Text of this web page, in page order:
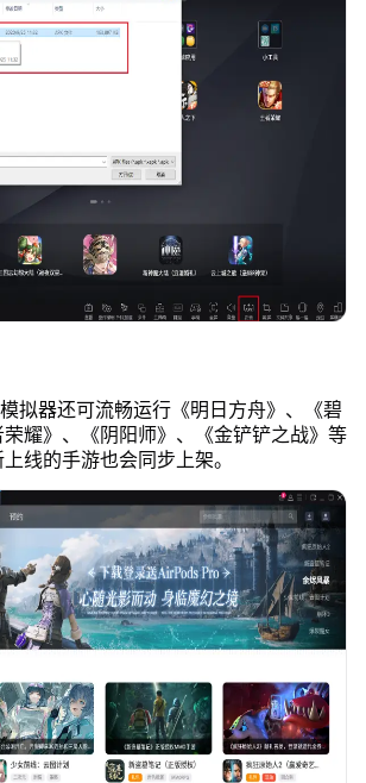
拟器还可流畅运行《明日方舟》、《碧
耀》、《阴阳师》、《金铲铲之战》等
线的手游也会同步上架。